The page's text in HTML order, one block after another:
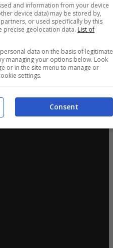
and information from your device
device data) may be stored by,
or used specifically by this
precise geolocation data. List of
data on the basis of legitimate
managing your options below. Look
or in the site menu to manage or
settings.
Consent